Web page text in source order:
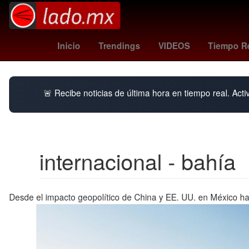
Inicio Trendings VIDEOS Tiempo
portugal vs Agresión jonathan perez
🚨 Recibe noticias de última hora en tiempo real.
internacional - bahía
Desde el impacto geopolítico de China y EE. UU. en México